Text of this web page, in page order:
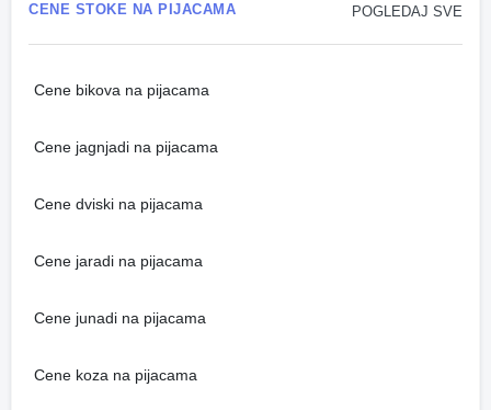
POGLEDAJ SVE
CENE STOKE NA PIJACAMA
Cene bikova na pijacama
Cene jagnjadi na pijacama
Cene dviski na pijacama
Cene jaradi na pijacama
Cene junadi na pijacama
Cene koza na pijacama